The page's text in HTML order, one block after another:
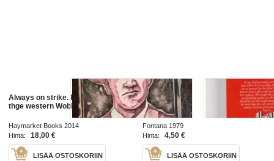
Always on strike. Frank Little and
thge western Wobblies
Haymarket Books 2014
Hinta:
18,00 €
LISÄÄ OSTOSKORIIN
Always
Fontana 1979
Hinta:
4,50 €
LISÄÄ OSTOSKORIIN